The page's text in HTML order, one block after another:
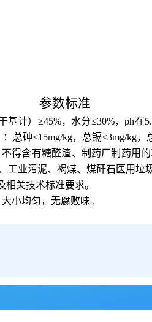
参数标准
基计）≥45%，水分≤30%，ph在
砷≤15mg/kg，总镉≤3mg/kg，
得含有糖醛渣、制药厂制药用
业污泥、褐煤、煤矸石医用垃
相关技术标准要求。
小均匀，无腐败味。